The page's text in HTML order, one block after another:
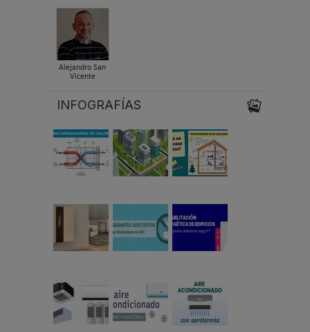
Alejandro San
Vicente
INFOGRAFÍAS